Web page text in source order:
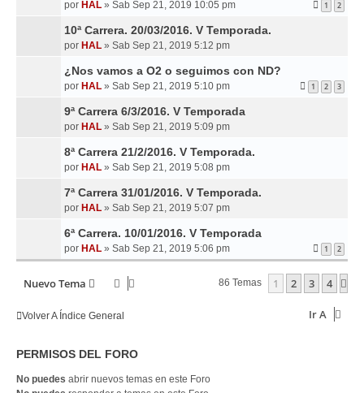
por HAL » Sab Sep 21, 2019 10:05 pm 1 2
10ª Carrera. 20/03/2016. V Temporada.
por HAL » Sab Sep 21, 2019 5:12 pm
¿Nos vamos a O2 o seguimos con ND?
por HAL » Sab Sep 21, 2019 5:10 pm 1 2 3
9ª Carrera 6/3/2016. V Temporada
por HAL » Sab Sep 21, 2019 5:09 pm
8ª Carrera 21/2/2016. V Temporada.
por HAL » Sab Sep 21, 2019 5:08 pm
7ª Carrera 31/01/2016. V Temporada.
por HAL » Sab Sep 21, 2019 5:07 pm
6ª Carrera. 10/01/2016. V Temporada
por HAL » Sab Sep 21, 2019 5:06 pm 1 2
Nuevo Tema 86 Temas 1 2 3 4
Volver A Índice General Ir A
PERMISOS DEL FORO
No puedes abrir nuevos temas en este Foro